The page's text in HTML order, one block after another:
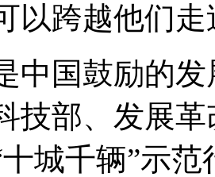
以跨越他们
中国鼓励的
技部、发展
城千辆”示